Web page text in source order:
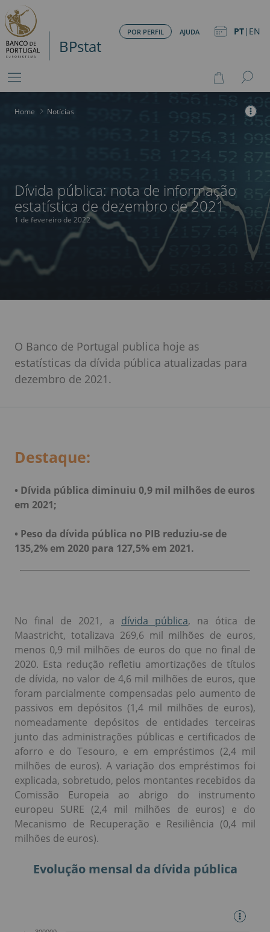
BPstat
PT| EN
POR PERFIL AJUDA
Home > Notícias
Dívida pública: nota de informação
estatística de dezembro de 2021
1 de fevereiro de 2022
O Banco de Portugal publica hoje as
estatísticas da dívida pública atualizadas para
dezembro de 2021.
Destaque:
• Dívida pública diminuiu 0,9 mil milhões de euros
em 2021;
• Peso da dívida pública no PIB reduziu-se de
135,2% em 2020 para 127,5% em 2021.
No final de 2021, a dívida pública, na ótica de
Maastricht, totalizava 269,6 mil milhões de euros,
menos 0,9 mil milhões de euros do que no final de
2020. Esta redução refletiu amortizações de títulos
de dívida, no valor de 4,6 mil milhões de euros, que
foram parcialmente compensadas pelo aumento de
passivos em depósitos (1,4 mil milhões de euros),
nomeadamente depósitos de entidades terceiras
junto das administrações públicas e certificados de
aforro e do Tesouro, e em empréstimos (2,4 mil
milhões de euros). A variação dos empréstimos foi
explicada, sobretudo, pelos montantes recebidos da
Comissão Europeia ao abrigo do instrumento
europeu SURE (2,4 mil milhões de euros) e do
Mecanismo de Recuperação e Resiliência (0,4 mil
milhões de euros).
Evolução mensal da dívida pública